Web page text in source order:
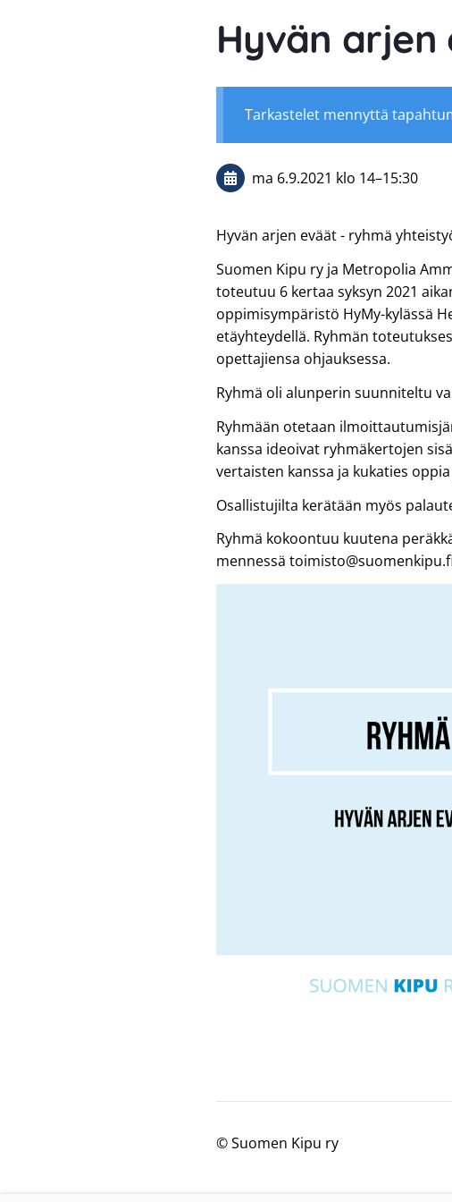
Hyvän arjen
Tarkastelet mennyttä
ma 6.9.2021 klo 14–15:30
Hyvän arjen eväät - ryhmä
Suomen Kipu ry ja Metropolia
toteutuu 6 kertaa syksyn 2021
oppimisympäristö HyMy-kylässä
etäyhteydellä. Ryhmän
opettajiensa ohjauksessa.
Ryhmä oli alunperin suunniteltu
Ryhmään otetaan
kanssa ideoivat ryhmäkertojen
vertaisten kanssa ja kukaties
Osallistujilta kerätään myös
Ryhmä kokoontuu kuutena
mennessä
©Suomen Kipu ry